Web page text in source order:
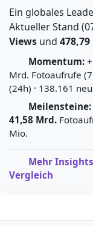
Ein globales
Aktueller Stand
Views und
Momentum:
Mrd. Fotoaufrufe
(24h) · 138.161
Meilensteine:
41,58 Mrd.
Mio.
Mehr Insights
Vergleich